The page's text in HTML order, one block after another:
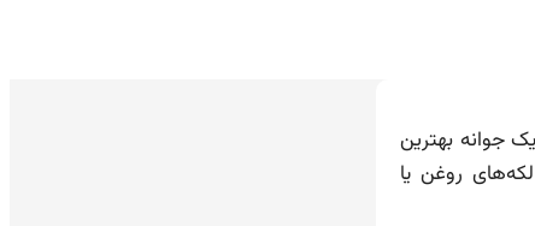
جوانه بهترین
روغن یا